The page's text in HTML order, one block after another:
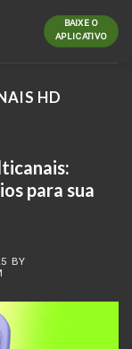
BAIXE O
APLICATIVO
HD
para sua
BY